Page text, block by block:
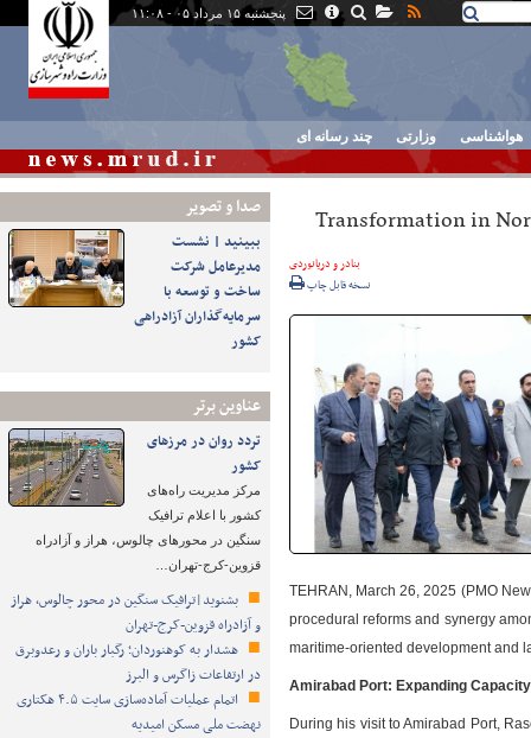
پنجشنبه ۱۵ مرداد ۰۵ - ۱۱:۰۸
هواشناسی وزارتی چند رسانه ای
صدا و تصوير
ببینید | نشست
مدیرعامل شرکت
ساخت و توسعه با
سرمایه‌گذاران آزادراهی
کشور
عناوین برتر
تردد روان در مرزهای
کشور
مرکز مدیریت راه‌های
کشور با اعلام ترافیک
سنگین در محورهای چالوس، هراز و آزادراه
قزوین-کرج-تهران…
بشنوید|ترافیک سنگین در محور چالوس، هراز
و آزادراه قزوین-کرج-تهران
هشدار به کوهنوردان؛ رگبار باران و رعدوبرق
در ارتفاعات زاگرس و البرز
اتمام عملیات آماده‌سازی سایت ۴.۵ هکتاری
نهضت ملی مسکن امیدیه
Transformation in
بنادر و دریانوردی
نسخه قابل چاپ
TEHRAN, March 26, 2025 (PMO
procedural reforms and synergy
maritime-oriented development and
Amirabad Port: Expanding
During his visit to Amirabad Port,